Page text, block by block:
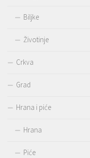
Biljke
Životinje
Crkva
Grad
Hrana i piće
Hrana
Piće